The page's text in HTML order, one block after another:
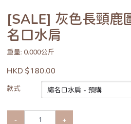
[SALE] 灰色長頸鹿
名口水肩
重量: 0.000公斤
HKD $180.00
款式
- +